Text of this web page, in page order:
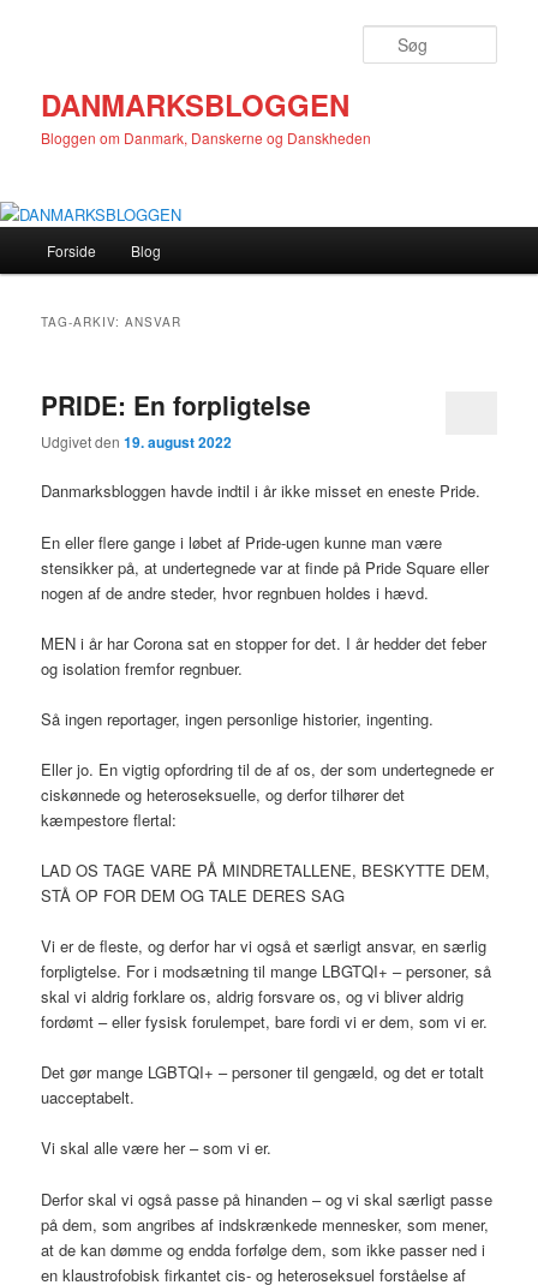
DANMARKSBLOGGEN
Bloggen om Danmark, Danskerne og Danskheden
Forside Blog
TAG-ARKIV:ANSVAR
PRIDE: En forpligtelse
Udgivet den19. august 2022
Danmarksbloggen havde indtil i år ikke misset en eneste Pride.
En eller flere gange i løbet af Pride-ugen kunne man være
stensikker på, at undertegnede var at finde på Pride Square eller
nogen af de andre steder, hvor regnbuen holdes i hævd.
MEN i år har Corona sat en stopper for det. I år hedder det feber
og isolation fremfor regnbuer.
Så ingen reportager, ingen personlige historier, ingenting.
Eller jo. En vigtig opfordring til de af os, der som undertegnede er
ciskønnede og heteroseksuelle, og derfor tilhører det
kæmpestore flertal:
LAD OS TAGE VARE PÅ MINDRETALLENE, BESKYTTE DEM,
STÅ OP FOR DEM OG TALE DERES SAG
Vi er de fleste, og derfor har vi også et særligt ansvar, en særlig
forpligtelse. For i modsætning til mange LBGTQI+ – personer, så
skal vi aldrig forklare os, aldrig forsvare os, og vi bliver aldrig
fordømt – eller fysisk forulempet, bare fordi vi er dem, som vi er.
Det gør mange LGBTQI+ – personer til gengæld, og det er totalt
uacceptabelt.
Vi skal alle være her – som vi er.
Derfor skal vi også passe på hinanden – og vi skal særligt passe
på dem, som angribes af indskrænkede mennesker, som mener,
at de kan dømme og endda forfølge dem, som ikke passer ned i
en klaustrofobisk firkantet cis- og heteroseksuel forståelse af